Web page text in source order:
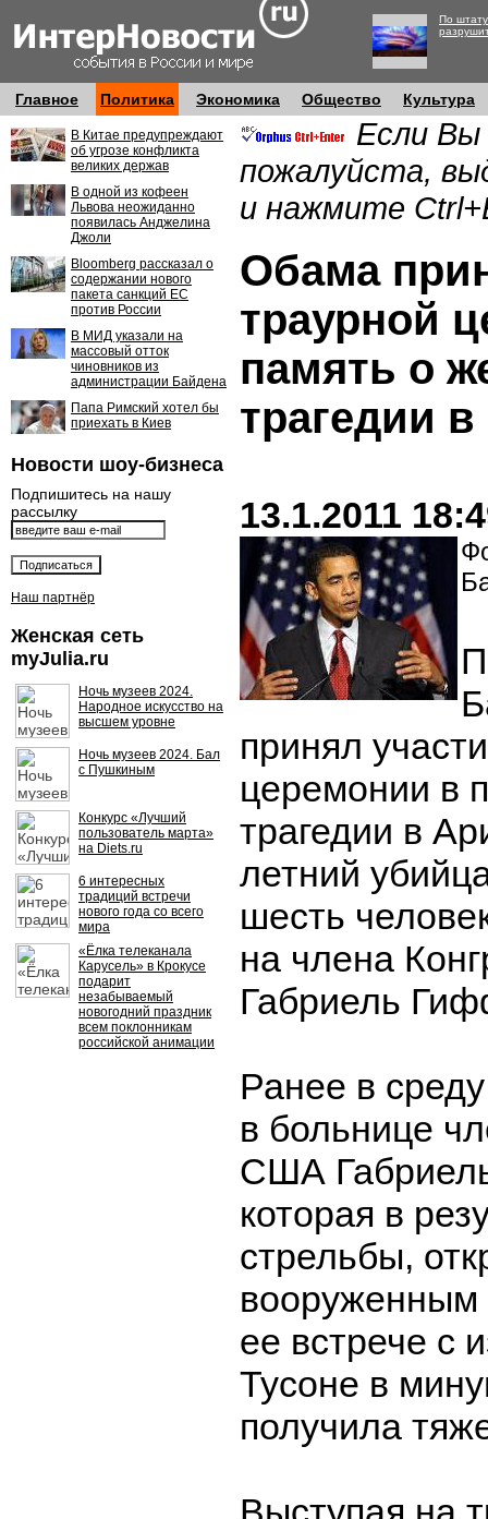
По
Главное Политика Экономика Общество Культура
В Китае предупреждают
об угрозе конфликта
великих держав
В одной из кофеен
Львова неожиданно
появилась Анджелина
Джоли
Bloomberg рассказал о
содержании нового
пакета санкций ЕС
против России
В МИД указали на
массовый отток
чиновников из
администрации Байдена
Папа Римский хотел бы
приехать в Киев
Новости шоу-бизнеса
Подпишитесь на нашу
рассылку
Наш партнёр
Женская сеть
myJulia.ru
Ночь музеев 2024.
Народное искусство на
высшем уровне
Ночь музеев 2024. Бал
с Пушкиным
Конкурс «Лучший
пользователь марта»
на Diets.ru
6 интересных
традиций встречи
нового года со всего
мира
«Ёлка телеканала
Карусель» в Крокусе
подарит
незабываемый
новогодний праздник
всем поклонникам
российской анимации
Если Вы
пожалуйста,
и нажмите
Обама
траурной
память о
трагедии
13.1.2011
принял
церемонии в
трагедии в
летний
шесть
на члена
Габриель
Ранее в
в больнице
США
которая в
стрельбы,
ее встрече с
Тусоне в
получила